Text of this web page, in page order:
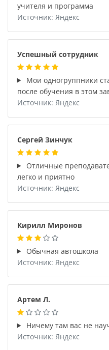
учителя и программа
Источник: Яндекс
Успешный сотрудник
Мои одногруппники
после обучения в этом
Источник: Яндекс
Сергей Зинчук
Отличные
легко и приятно
Источник: Яндекс
Кирилл Миронов
Обычная автошкола
Источник: Яндекс
Артем Л.
Ничему там вас не
Источник: Яндекс